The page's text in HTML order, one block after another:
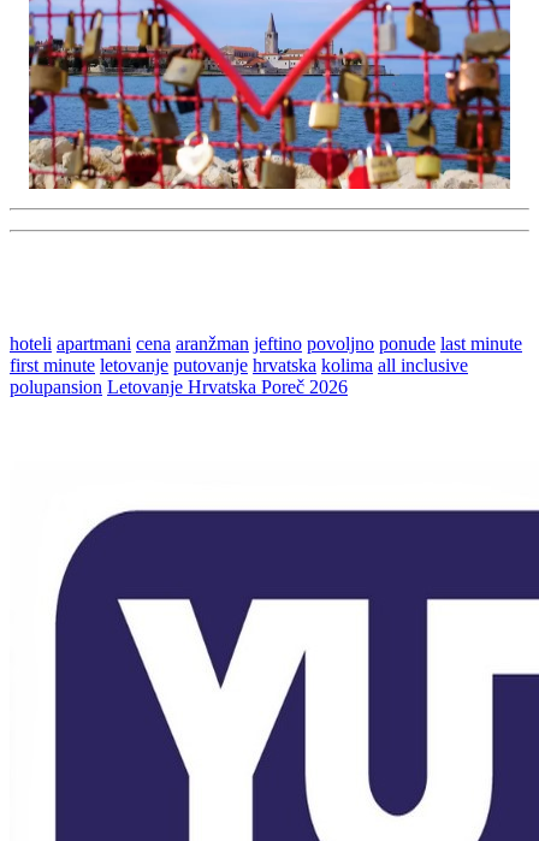
hoteli apartmani cena aranžman jeftino povoljno ponude last minute
first minute letovanje putovanje hrvatska kolima all inclusive
polupansion Letovanje Hrvatska Poreč 2026